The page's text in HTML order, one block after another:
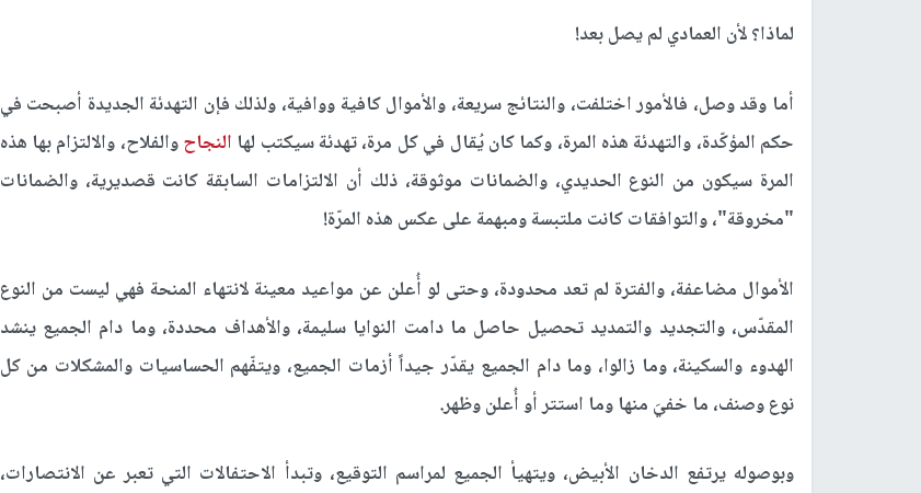
لماذا؟ لأن العمادي لم يصل بعد!
أما وقد وصل، فالأمور اختلفت، والنتائج سريعة، والأموال كافية ووافية، ولذلك فإن التهدئة الجديدة أصبحت في
حكم المؤكّدة، والتهدئة هذه المرة، وكما كان يُقال في كل مرة، تهدئة سيكتب لها النجاحوالفلاح، والالتزام بها هذه
المرة سيكون من النوع الحديدي، والضمانات موثوقة، ذلك أن الالتزامات السابقة كانت قصديرية، والضمانات
"مخروقة"، والتوافقات كانت ملتبسة ومبهمة على عكس هذه المرّة!
الأموال مضاعفة، والفترة لم تعد محدودة، وحتى لو أُعلن عن مواعيد معينة لانتهاء المنحة فهي ليست من النوع
المقدّس، والتجديد والتمديد تحصيل حاصل ما دامت النوايا سليمة، والأهداف محددة، وما دام الجميع ينشد
الهدوء والسكينة، وما زالوا، وما دام الجميع يقدّر جيداً أزمات الجميع، ويتفّهم الحساسيات والمشكلات من كل
نوع وصنف، ما خفيَ منها وما استتر أو أُعلن وظهر.
وبوصوله يرتفع الدخان الأبيض، ويتهيأ الجميع لمراسم التوقيع، وتبدأ الاحتفالات التي تعبر عن الانتصارات،